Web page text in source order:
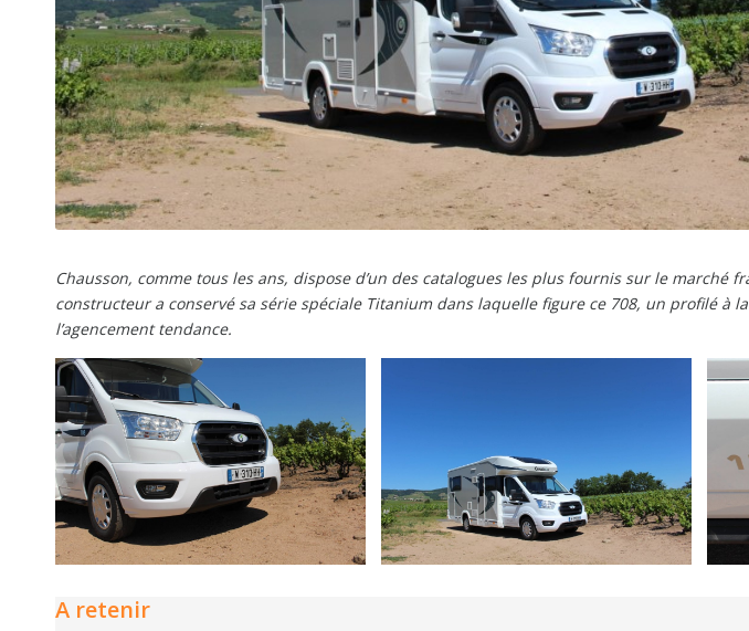
Chausson, comme tous les ans, dispose d’un des catalogues les plus fournis sur le marché
constructeur a conservé sa série spéciale Titanium dans laquelle figure ce 708, un profilé à
l’agencement tendance.
A retenir